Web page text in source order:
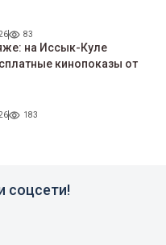
83
на Иссык-Куле
кинопоказы от
183
соцсети!